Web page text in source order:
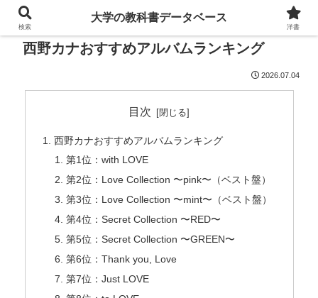
西野カナおすすめアルバムランキング
2026.07.04
目次
西野カナおすすめアルバムランキング
第1位：with LOVE
第2位：Love Collection 〜pink〜（ベスト盤）
第3位：Love Collection 〜mint〜（ベスト盤）
第4位：Secret Collection 〜RED〜
第5位：Secret Collection 〜GREEN〜
第6位：Thank you, Love
第7位：Just LOVE
検索
大学の教科書データベース
洋書